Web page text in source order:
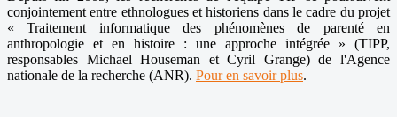
conjointement entre ethnologues et historiens dans le cadre du projet
« Traitement informatique des phénomènes de parenté en
anthropologie et en histoire : une approche intégrée » (TIPP,
responsables Michael Houseman et Cyril Grange) de l'Agence
nationale de la recherche (ANR). Pour en savoir plus.